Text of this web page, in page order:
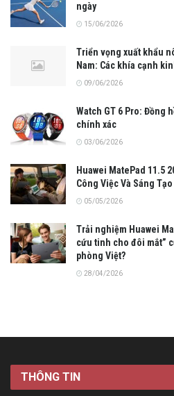
ngày
15/06/2026
Triển vọng xuất khẩu
Nam: Các khía cạnh
09/06/2026
Watch GT 6 Pro: Đồng
chính xác
03/06/2026
Huawei MatePad 11.5
Công Việc Và Sáng Tạo
05/05/2026
Trải nghiệm Huawei
cứu tinh cho đôi mắt”
phòng Việt?
28/04/2026
THÔNG TIN